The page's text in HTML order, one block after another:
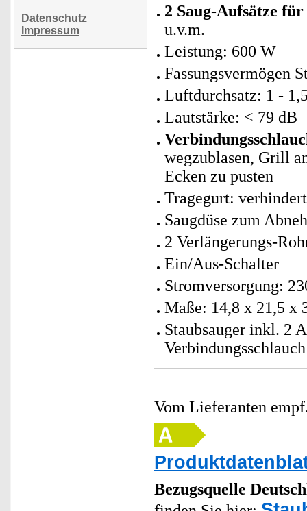
Datenschutz
Impressum
2 Saug-Aufsätze
u.v.m.
Leistung: 600 W
Fassungsvermögen
Luftdurchsatz: 1 -
Lautstärke: < 79 dB
wegzublasen, Grill
Ecken zu pusten
Tragegurt:
Saugdüse zum
2 Verlängerungs-
Ein/Aus-Schalter
Stromversorgung:
Maße: 14,8 x 21,5 x
Staubsauger inkl. 2
Vom Lieferanten
Bezugsquelle